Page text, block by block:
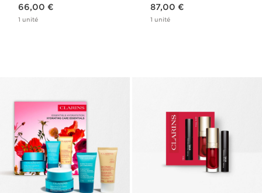
66,00 €
1 unité
87,00 €
1 unité